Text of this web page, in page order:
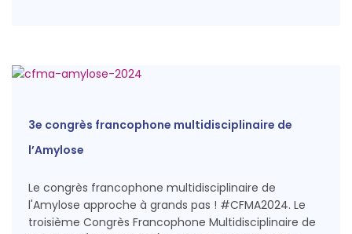
3e congrès francophone multidisciplinaire de
l’Amylose
Le congrès francophone multidisciplinaire de
l'Amylose approche à grands pas ! #CFMA2024. Le
troisième Congrès Francophone Multidisciplinaire de